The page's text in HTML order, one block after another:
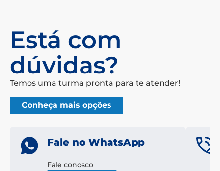
Está com
dúvidas?
Temos uma turma pronta para te atender!
Conheça mais opções
Fale no WhatsApp
Fale conosco